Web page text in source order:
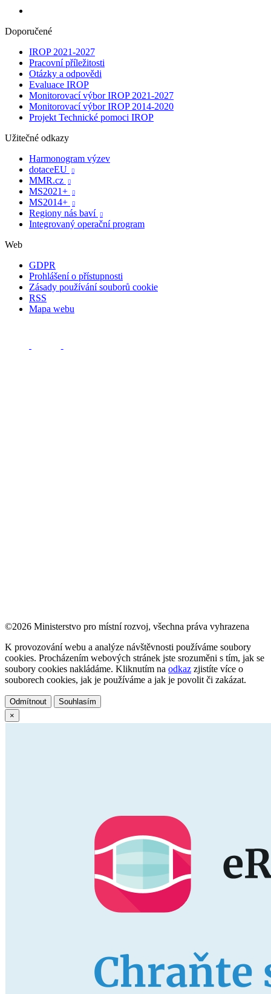
Doporučené
IROP 2021-2027
Pracovní příležitosti
Otázky a odpovědi
Evaluace IROP
Monitorovací výbor IROP 2021-2027
Monitorovací výbor IROP 2014-2020
Projekt Technické pomoci IROP
Užitečné odkazy
Harmonogram výzev
dotaceEU

MMR.cz 
MS2021+ 
MS2014+ 
Regiony nás baví 
Integrovaný operační program
Web
GDPR
Prohlášení o přístupnosti
Zásady používání souborů cookie
RSS
Mapa webu
©2026 Ministerstvo pro místní rozvoj, všechna práva vyhrazena
K provozování webu a analýze návštěvnosti používáme soubory
cookies. Procházením webových stránek jste srozuměni s tím, jak se
soubory cookies nakládáme. Kliknutím na odkaz zjistíte více o
souborech cookies, jak je používáme a jak je povolit či zakázat.
Odmítnout
Souhlasím
×